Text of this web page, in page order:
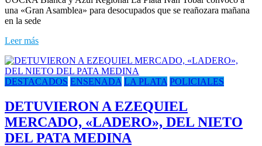
una «Gran Asamblea» para desocupados que se reañozara mañana
en la sede
Leer más
DESTACADOS ENSENADA LA PLATA POLICIALES
DETUVIERON A EZEQUIEL
MERCADO, «LADERO», DEL NIETO
DEL PATA MEDINA